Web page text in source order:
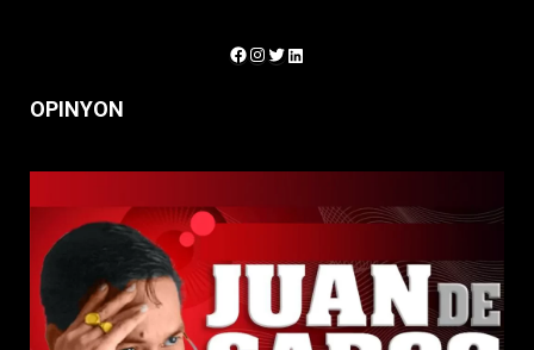
Facebook
Instagram
Twitter
LinkedIn
OPINYON